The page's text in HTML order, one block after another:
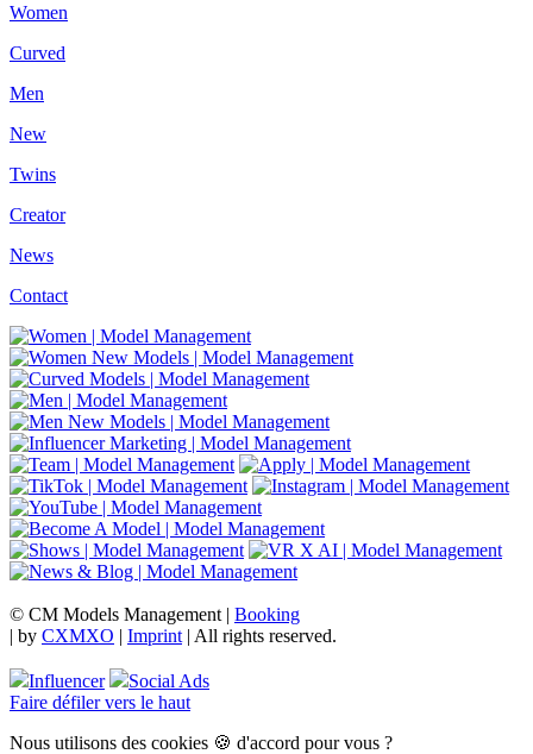
Women
Curved
Men
New
Twins
Creator
News
Contact
© CM Models Management | Booking
| by CXMXO | Imprint | All rights reserved.
Influencer
Social Ads
Faire défiler vers le haut
Nous utilisons des cookies 🍪 d'accord pour vous ?